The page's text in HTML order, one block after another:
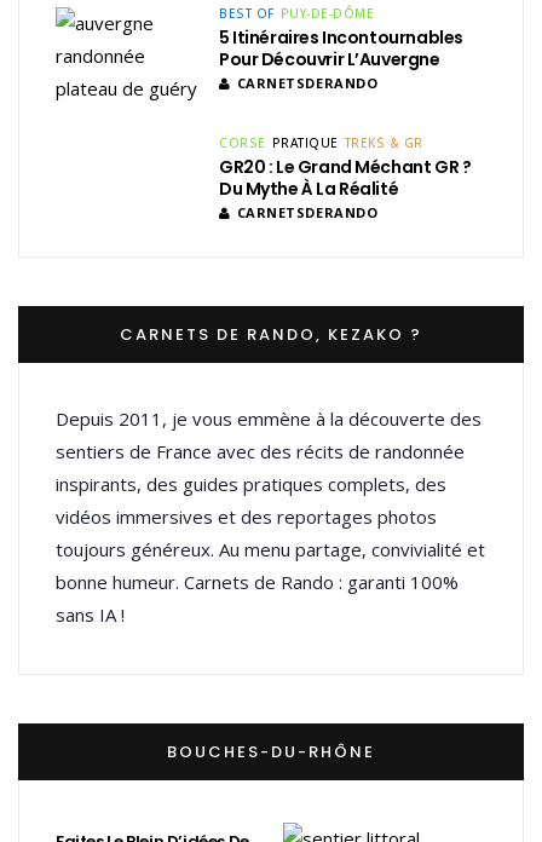
BEST OF PUY-DE-DÔME
5 Itinéraires Incontournables
Pour Découvrir L’Auvergne
CARNETSDERANDO
CORSE PRATIQUE TREKS & GR
GR20 : Le Grand Méchant GR ?
Du Mythe À La Réalité
CARNETSDERANDO
CARNETS DE RANDO, KEZAKO ?
Depuis 2011, je vous emmène à la découverte des
sentiers de France avec des récits de randonnée
inspirants, des guides pratiques complets, des
vidéos immersives et des reportages photos
toujours généreux. Au menu partage, convivialité et
bonne humeur. Carnets de Rando : garanti 100%
sans IA !
BOUCHES-DU-RHÔNE